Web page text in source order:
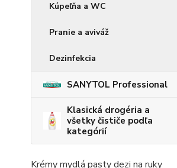
Kúpeľňa a WC
Pranie a aviváž
Dezinfekcia
SANYTOL Professional
Klasická drogéria a
všetky čističe podľa
kategórií
Krémy mydlá pasty dezi na ruky